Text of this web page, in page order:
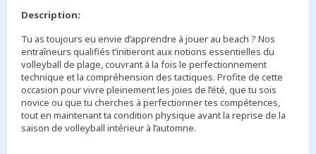
Description:
Tu as toujours eu envie d’apprendre à jouer au beach ? Nos
entraîneurs qualifiés t’initieront aux notions essentielles du
volleyball de plage, couvrant à la fois le perfectionnement
technique et la compréhension des tactiques. Profite de cette
occasion pour vivre pleinement les joies de l’été, que tu sois
novice ou que tu cherches à perfectionner tes compétences,
tout en maintenant ta condition physique avant la reprise de la
saison de volleyball intérieur à l’automne.